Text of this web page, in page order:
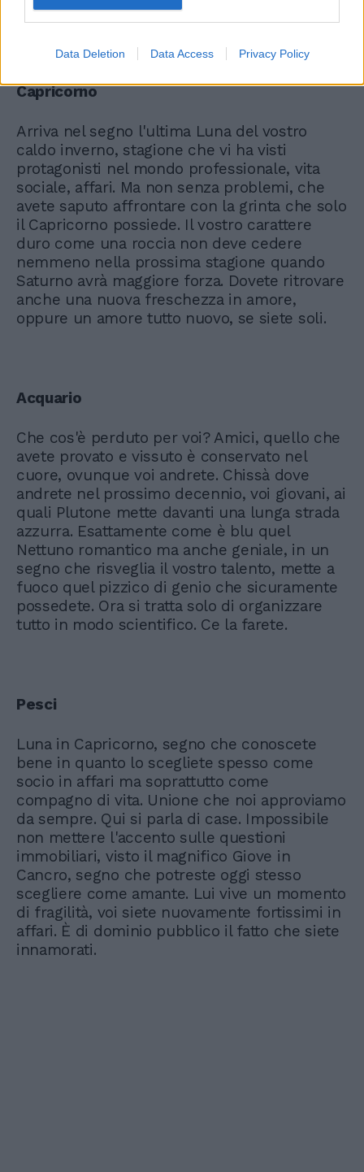
Data Deletion Data Access Privacy Policy
piccola crisi in amore, è un capriccio.
Capricorno
Arriva nel segno l'ultima Luna del vostro
caldo inverno, stagione che vi ha visti
protagonisti nel mondo professionale, vita
sociale, affari. Ma non senza problemi, che
avete saputo affrontare con la grinta che solo
il Capricorno possiede. Il vostro carattere
duro come una roccia non deve cedere
nemmeno nella prossima stagione quando
Saturno avrà maggiore forza. Dovete ritrovare
anche una nuova freschezza in amore,
oppure un amore tutto nuovo, se siete soli.
Acquario
Che cos'è perduto per voi? Amici, quello che
avete provato e vissuto è conservato nel
cuore, ovunque voi andrete. Chissà dove
andrete nel prossimo decennio, voi giovani, ai
quali Plutone mette davanti una lunga strada
azzurra. Esattamente come è blu quel
Nettuno romantico ma anche geniale, in un
segno che risveglia il vostro talento, mette a
fuoco quel pizzico di genio che sicuramente
possedete. Ora si tratta solo di organizzare
tutto in modo scientifico. Ce la farete.
Pesci
Luna in Capricorno, segno che conoscete
bene in quanto lo scegliete spesso come
socio in affari ma soprattutto come
compagno di vita. Unione che noi approviamo
da sempre. Qui si parla di case. Impossibile
non mettere l'accento sulle questioni
immobiliari, visto il magnifico Giove in
Cancro, segno che potreste oggi stesso
scegliere come amante. Lui vive un momento
di fragilità, voi siete nuovamente fortissimi in
affari. È di dominio pubblico il fatto che siete
innamorati.